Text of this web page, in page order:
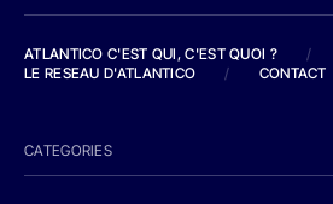
ATLANTICO C'EST QUI, C'EST QUOI ?
/
LE RESEAU D'ATLANTICO
/ CONTACT
CATEGORIES